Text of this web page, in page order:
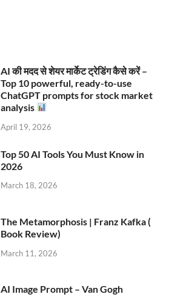
AI की मदद से शेयर मार्केट ट्रेडिंग कैसे करें –
Top 10 powerful, ready-to-use
ChatGPT prompts for stock market
analysis
April 19, 2026
Top 50 AI Tools You Must Know in
2026
March 18, 2026
The Metamorphosis | Franz Kafka (
Book Review)
March 11, 2026
AI Image Prompt – Van Gogh